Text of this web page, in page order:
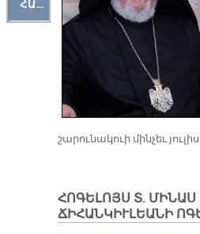
ՀԱՐԹԱԿ
շարունակուի մինչեւ
ՀՈԳԵԼՈՅՍ Տ. ՄԻՆԱՍ
ՃԻՀԱՆԿԻՒԼԵԱՆԻ